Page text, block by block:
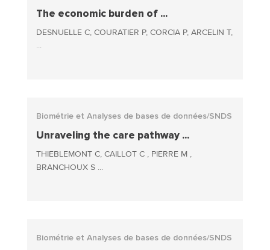
The economic burden of ...
DESNUELLE C, COURATIER P, CORCIA P, ARCELIN T,
...
Biométrie et Analyses de bases de données/SNDS
Unraveling the care pathway ...
THIEBLEMONT C, CAILLOT C , PIERRE M ,
BRANCHOUX S ...
Biométrie et Analyses de bases de données/SNDS